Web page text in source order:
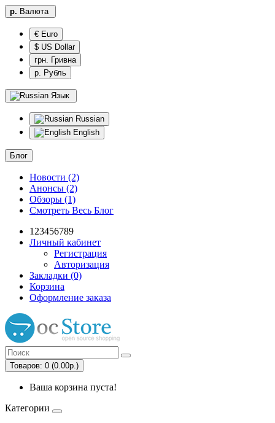
р. Валюта
€ Euro
$ US Dollar
грн. Гривна
р. Рубль
Язык
Russian
English
Блог
Новости (2)
Анонсы (2)
Обзоры (1)
Смотреть Весь Блог
123456789
Личный кабинет
Регистрация
Авторизация
Закладки (0)
Корзина
Оформление заказа
Товаров: 0 (0.00р.)
Ваша корзина пуста!
Категории